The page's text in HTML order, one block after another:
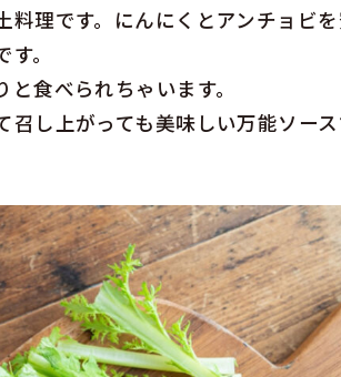
理です。にんにくとアンチョビ
。
食べられちゃいます。
し上がっても美味しい万能ソー